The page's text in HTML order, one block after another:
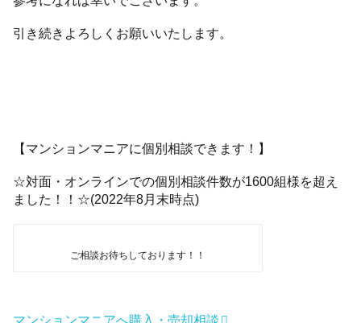
引き続きよろしくお願いいたします。
【マンションマニアに個別相談できます！】
☆対面・オンラインでの個別相談件数が1600組様を超え
ました！！☆(2022年8月末時点)
ご相談お待ちしております！！
マンションマニアへ購入・売却相談